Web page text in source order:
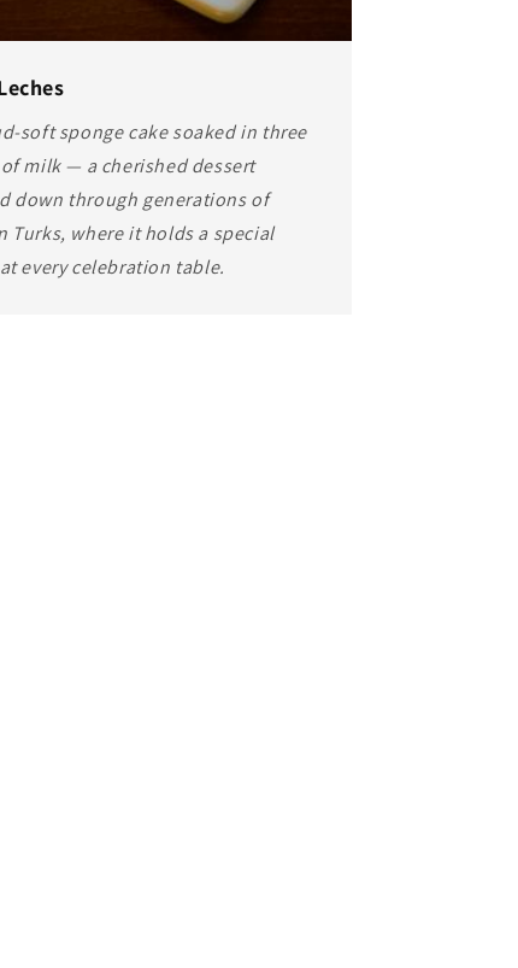
soft sponge cake soaked in three
milk — a cherished dessert
down through generations of
Turks, where it holds a special
every celebration table.